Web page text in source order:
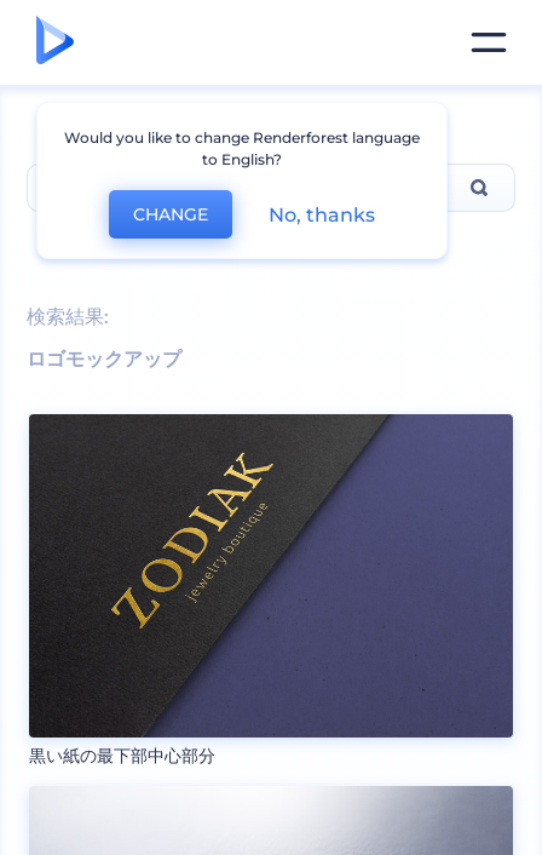
最も人気の検索ワード
検索結果:
ロゴモックアップ
黒い紙の最下部中心部分
Would you like to change Renderforest language
to English?
CHANGE No, thanks